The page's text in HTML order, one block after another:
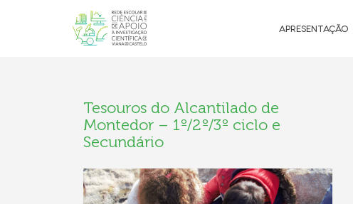
APRESENTAÇÃO
Tesouros do Alcantilado de
Montedor – 1º/2º/3º ciclo e
Secundário